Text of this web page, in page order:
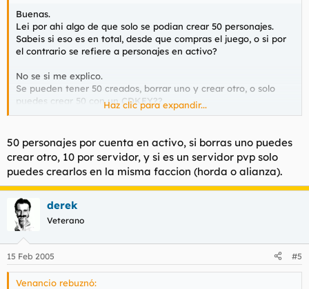
Buenas.
Lei por ahi algo de que solo se podian crear 50 personajes.
Sabeis si eso es en total, desde que compras el juego, o si por
el contrario se refiere a personajes en activo?
No se si me explico.
Se pueden tener 50 creados, borrar uno y crear otro, o solo
puedes crear 50 con un CDKEY??
Haz clic para expandir...
50 personajes por cuenta en activo, si borras uno puedes
crear otro, 10 por servidor, y si es un servidor pvp solo
puedes crearlos en la misma faccion (horda o alianza).
derek
Veterano
15 Feb 2005 #5
Venancio rebuznó: